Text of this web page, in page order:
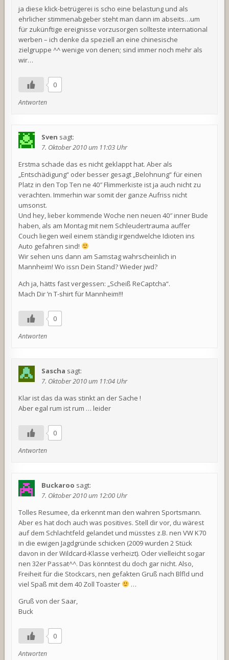
ja diese klick-betrügerei is scho eine belastung und als
ehrlicher stimmenabgeber steht man dann im abseits…um
für zukünftige ereignisse vorzusorgen sollteste international
werben – ich denke da speziell an eine chinesische
zielgruppe ^^ wenige von denen; sind immer noch mehr als
wir…
0
Antworten
Sven sagt:
7. Oktober 2010 um 11:03 Uhr
Erstma schade das es nicht geklappt hat. Aber als
„Entschädigung“ oder besser gesagt „Belohnung“ für einen
Platz in den Top Ten ne 40″ Flimmerkiste ist ja auch nicht zu
verachten. Immerhin war somit der ganze Aufriss nicht
umsonst.
Und hey, lieber kommende Woche nen neuen 40″ inner Bude
haben, als am Montag mit nem Schleudertrauma auffer
Couch liegen weil einem ständig irgendwelche Idioten ins
Auto gefahren sind!
Wir sehen uns dann am Samstag wahrscheinlich in
Mannheim! Wo issn Dein Stand? Wieder jwd?
Ach ja, hätts fast vergessen: „Scheiß ReCaptcha“.
Mach Dir ’n T-shirt für Mannheim!!!
0
Antworten
Sascha sagt:
7. Oktober 2010 um 11:04 Uhr
Klar ist das da was stinkt an der Sache !
Aber egal rum ist rum … leider
0
Antworten
Buckaroo sagt:
7. Oktober 2010 um 12:00 Uhr
Tolles Resumee, da erkennt man den wahren Sportsmann.
Aber es hat doch auch was positives. Stell dir vor, du wärest
auf dem Schlachtfeld gelandet und müsstes z.B. nen VW K70
in die ewigen Jagdgründe schicken (2009 wurden 2 Stück
davon in der Wildcard-Klasse verheizt). Oder vielleicht sogar
nen 32er Passat^^. Das könntest du doch gar nicht. Also,
Freiheit für die Stockcars, nen gefakten Gruß nach Blfld und
viel Spaß mit dem 40 Zoll Toaster
…
Gruß von der Saar,
Buck
0
Antworten